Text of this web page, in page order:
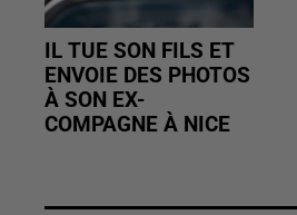
IL TUE SON FILS ET
ENVOIE DES PHOTOS
À SON EX-
COMPAGNE À NICE